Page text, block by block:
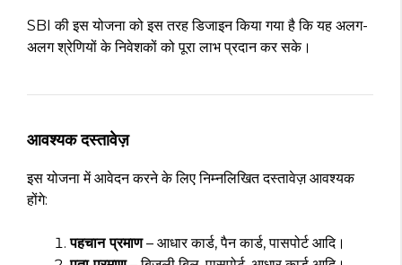
SBI की इस योजना को इस तरह डिजाइन किया गया है कि यह अलग-
अलग श्रेणियों के निवेशकों को पूरा लाभ प्रदान कर सके।
आवश्यक दस्तावेज़
इस योजना में आवेदन करने के लिए निम्नलिखित दस्तावेज़ आवश्यक
होंगे:
पहचान प्रमाण– आधार कार्ड, पैन कार्ड, पासपोर्ट आदि।